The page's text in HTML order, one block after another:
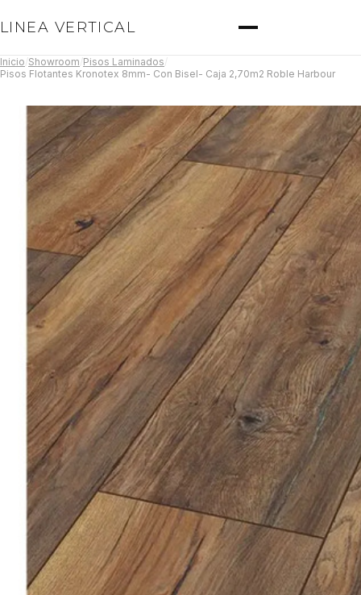
LINEA VERTICAL
Inicio Showroom Pisos Laminados
Pisos Flotantes Kronotex 8mm- Con Bisel- Caja 2,70m2 Roble Harbour